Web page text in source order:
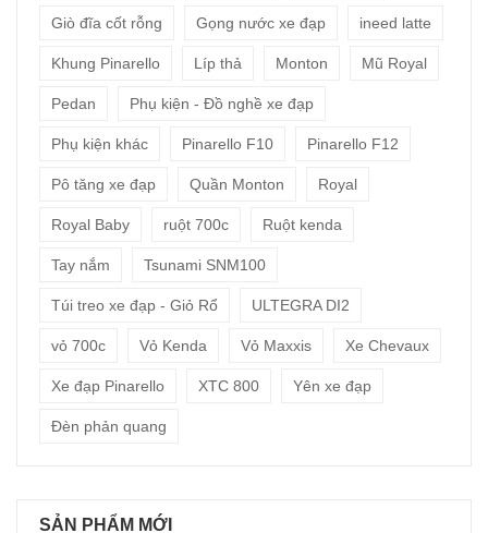
Giò đĩa cốt rỗng Gọng nước xe đạp ineed latte
Khung Pinarello Líp thả Monton Mũ Royal
Pedan Phụ kiện - Đồ nghề xe đạp
Phụ kiện khác Pinarello F10 Pinarello F12
Pô tăng xe đạp Quần Monton Royal
Royal Baby ruột 700c Ruột kenda
Tay nắm Tsunami SNM100
Túi treo xe đạp - Giỏ Rổ ULTEGRA DI2
vỏ 700c Vỏ Kenda Vỏ Maxxis Xe Chevaux
Xe đạp Pinarello XTC 800 Yên xe đạp
Đèn phản quang
SẢN PHẨM MỚI